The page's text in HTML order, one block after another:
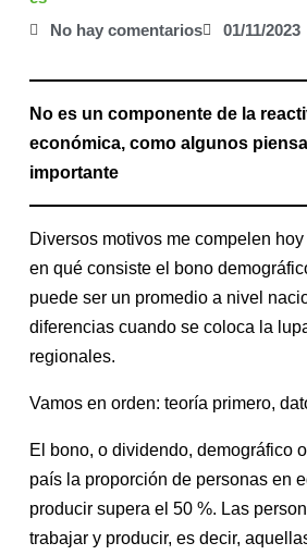
No hay comentarios 01/11/2023
No es un componente de la
económica, como algunos
importante
Diversos motivos me compelen
en qué consiste el bono
puede ser un promedio a nivel
diferencias cuando se coloca la
regionales.
Vamos en orden: teoría primero,
El bono, o dividendo, demográfico
país la proporción de personas en
producir supera el 50 %. Las
trabajar y producir, es decir,